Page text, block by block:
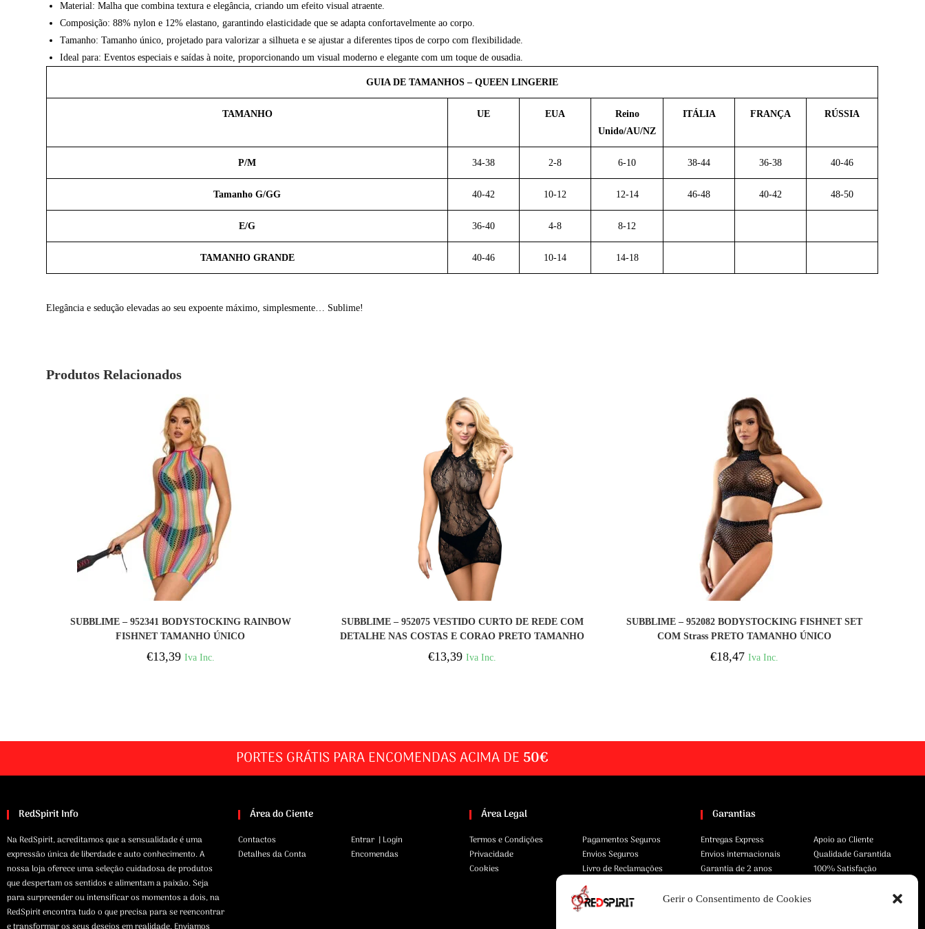
Gerir o Consentimento de Cookies
Material: Malha que combina textura e elegância, criando um efeito visual atraente.
Composição: 88% nylon e 12% elastano, garantindo elasticidade que se adapta confortavelmente ao corpo.
Tamanho: Tamanho único, projetado para valorizar a silhueta e se ajustar a diferentes tipos de corpo com flexibilidade.
Ideal para: Eventos especiais e saídas à noite, proporcionando um visual moderno e elegante com um toque de ousadia.
GUIA DE TAMANHOS – QUEEN LINGERIE
TAMANHO UE EUA
Reino
Unido/AU/NZ
ITÁLIA FRANÇA RÚSSIA
P/M 34-38 2-8 6-10 38-44 36-38 40-46
Tamanho G/GG 40-42 10-12 12-14 46-48 40-42 48-50
E/G 36-40 4-8 8-12
TAMANHO GRANDE 40-46 10-14 14-18
Elegância e sedução elevadas ao seu expoente máximo, simplesmente… Sublime!
Produtos Relacionados
SUBBLIME – 952341 BODYSTOCKING RAINBOW
FISHNET TAMANHO ÚNICO
€13,39 Iva Inc.
SUBBLIME – 952075 VESTIDO CURTO DE REDE COM
DETALHE NAS COSTAS E CORAO PRETO TAMANHO
ÚNICO
€13,39 Iva Inc.
SUBBLIME – 952082 BODYSTOCKING FISHNET SET
COM Strass PRETO TAMANHO ÚNICO
€18,47 Iva Inc.
PORTES GRÁTIS PARA ENCOMENDAS ACIMA DE 50€
RedSpirit Info
Na RedSpirit, acreditamos que a sensualidade é uma
expressão única de liberdade e auto conhecimento. A
nossa loja oferece uma seleção cuidadosa de produtos
que despertam os sentidos e alimentam a paixão. Seja
para surpreender ou intensificar os momentos a dois, na
RedSpirit encontra tudo o que precisa para se reencontrar
Área do Ciente
Contactos
Detalhes da Conta
Entrar | Login
Encomendas
Área Legal
Termos e Condições
Privacidade
Cookies
Pagamentos Seguros
Envios Seguros
Livro de Reclamações
Garantias
Entregas Express
Envios internacionais
Garantia de 2 anos
Apoio ao Cliente
Qualidade Garantida
100% Satisfação